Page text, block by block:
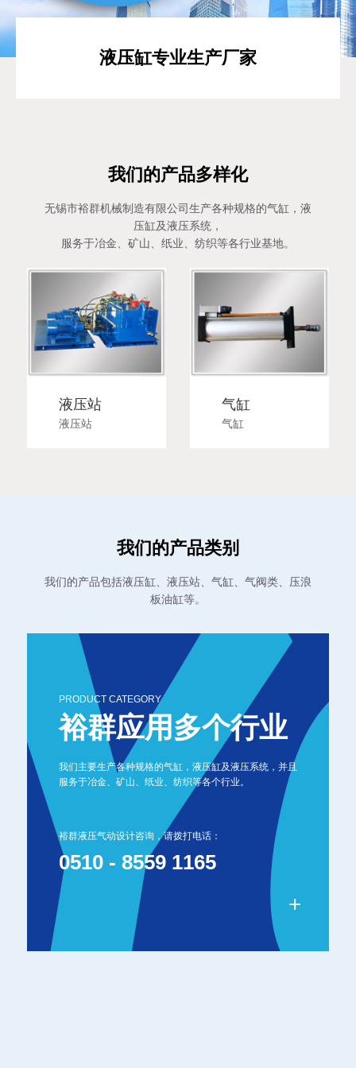
液压缸专业生产厂家
我们的产品多样化
无锡市裕群机械制造有限公司生产各种规格的气缸，液
压缸及液压系统，
服务于冶金、矿山、纸业、纺织等各行业基地。
液压站
液压站
气缸
气缸
我们的产品类别
我们的产品包括液压缸、液压站、气缸、气阀类、压浪
板油缸等。
PRODUCT CATEGORY
裕群应用多个行业
我们主要生产各种规格的气缸，液压缸及液压系统，并且
服务于冶金、矿山、纸业、纺织等各个行业。
裕群液压气动设计咨询，请拨打电话：
0510 - 8559 1165